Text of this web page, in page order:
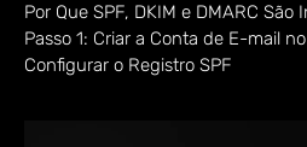
Por Que SPF, DKIM e DMARC
Passo 1: Criar a Conta de E-mail
Configurar o Registro SPF